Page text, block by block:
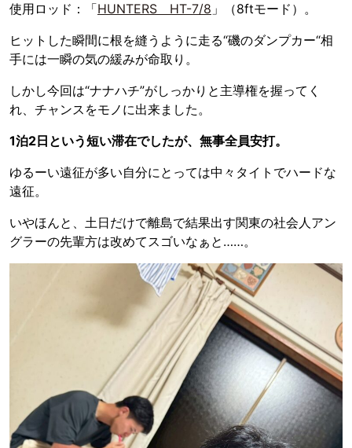
使用ロッド：「HUNTERS HT-7/8 」（8ftモード）。
ヒットした瞬間に根を縫うように走る“磯のダンプカー“相
手には一瞬の気の緩みが命取り。
しかし今回は“ナナハチ”がしっかりと主導権を握ってく
れ、チャンスをモノに出来ました。
1泊2日という短い滞在でしたが、無事全員安打。
ゆるーい遠征が多い自分にとっては中々タイトでハードな
遠征。
いやほんと、土日だけで離島で結果出す関東の社会人アン
グラーの先輩方は改めてスゴいなぁと……。